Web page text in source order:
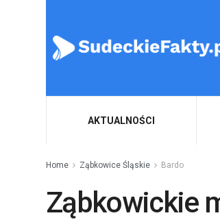
AKTUALNOŚCI
Home Ząbkowice Śląskie Bardo
Ząbkowickie